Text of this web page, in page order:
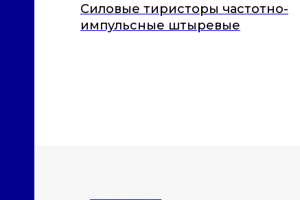
Силовые тиристоры частотно-
импульсные штыревые